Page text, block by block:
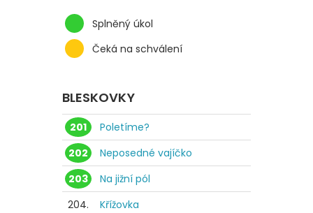
Splněný úkol
Čeká na schválení
BLESKOVKY
201
Poletíme?
202
Neposedné vajíčko
203
Na jižní pól
204.
Křížovka